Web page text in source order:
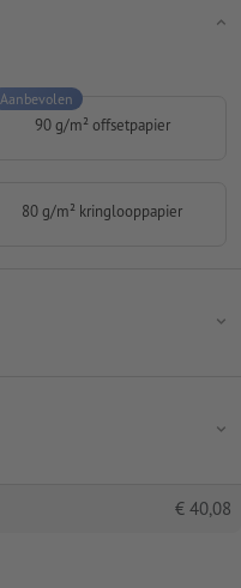
90 g/m² offsetpapier
Aanbevolen
80 g/m² kringlooppapier
€ 40,08